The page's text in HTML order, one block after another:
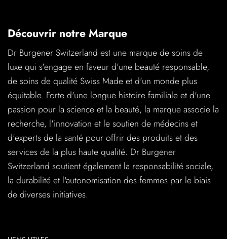
Découvrir notre Marque
Dr Burgener Switzerland est une marque de soins de
luxe qui s'engage en faveur d'une beauté responsable,
de soins de qualité Swiss Made et d'un monde plus
équitable. Forte d'une longue histoire familiale et d'une
passion pour la science et la beauté, la marque associe la
recherche, l'innovation et le soutien de médecins et
d'experts de la santé pour offrir des produits et des
services de la plus haute qualité. Dr Burgener
Switzerland soutient également la responsabilité sociale,
la durabilité et l'autonomisation des femmes par le biais
de diverses initiatives.